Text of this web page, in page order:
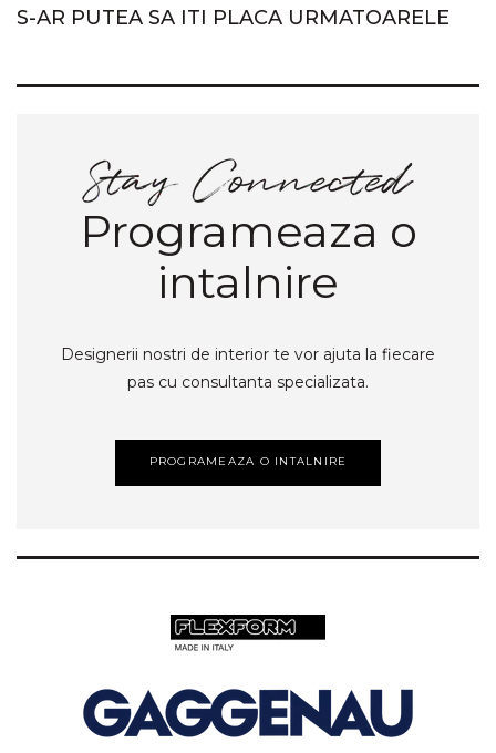
S-AR PUTEA SA ITI PLACA URMATOARELE
Programeaza o
intalnire
Designerii nostri de interior te vor ajuta la fiecare
pas cu consultanta specializata.
PROGRAMEAZA O INTALNIRE